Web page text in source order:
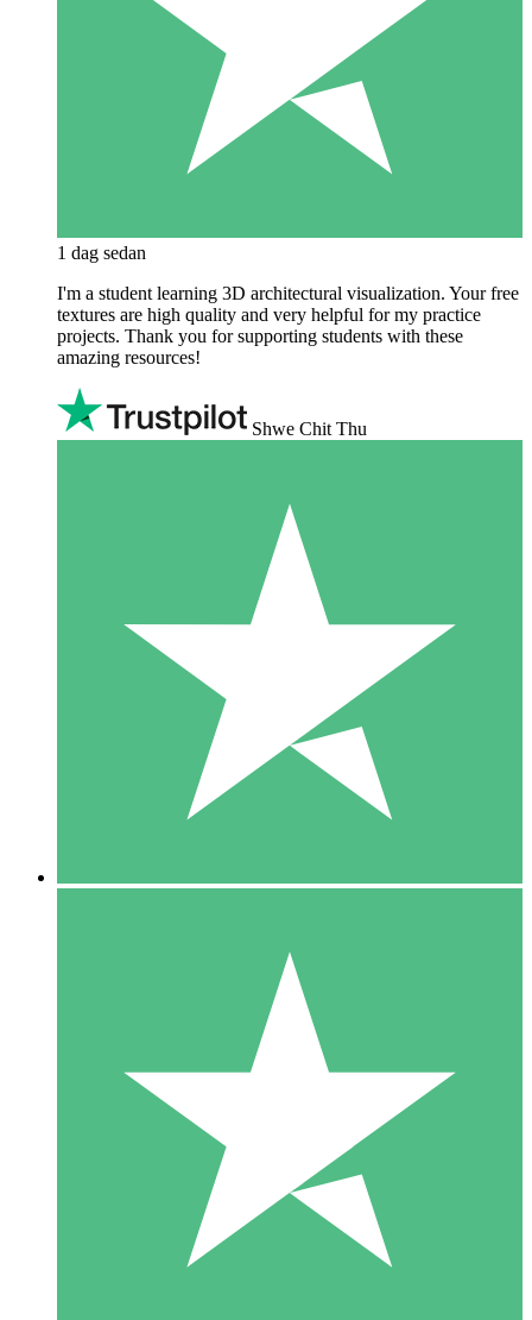
1 dag sedan
I'm a student learning 3D architectural visualization. Your free
textures are high quality and very helpful for my practice
projects. Thank you for supporting students with these
amazing resources!
Shwe Chit Thu